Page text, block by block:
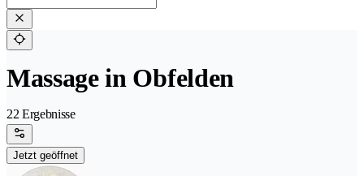
Massage in Obfelden
22 Ergebnisse
Jetzt geöffnet